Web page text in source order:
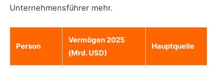
Unternehmensführer mehr.
Person
Vermögen 2025
(Mrd. USD)
Hauptquelle